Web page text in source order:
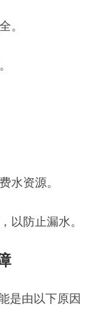
。
水资源。
以防止漏水。
是由以下原因